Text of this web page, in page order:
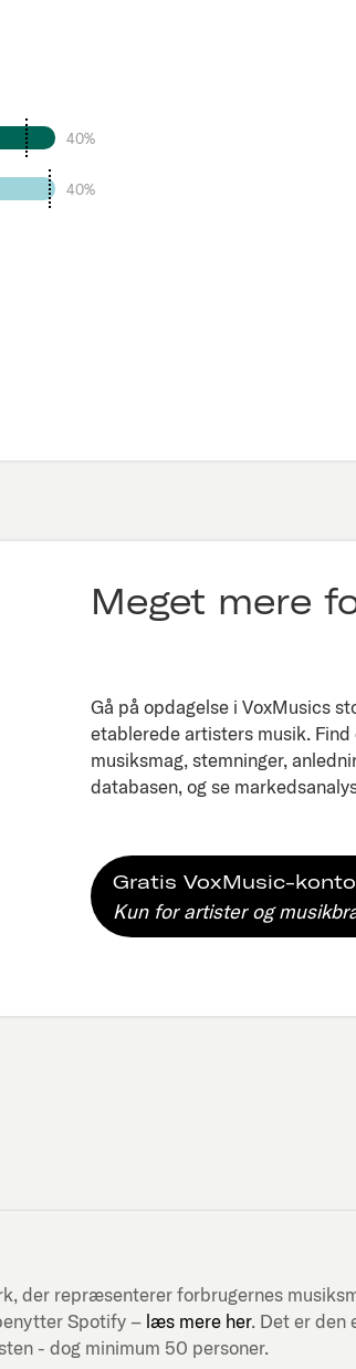
40%
40%
Meget mere
Gå på opdagelse i VoxMusics
etablerede artisters musik.
musiksmag, stemninger,
databasen, og se
Gratis VoxMusic-konto
Kun for artister og
der repræsenterer forbrugernes
Spotify – læs mere her. Det er den
- dog minimum 50 personer.